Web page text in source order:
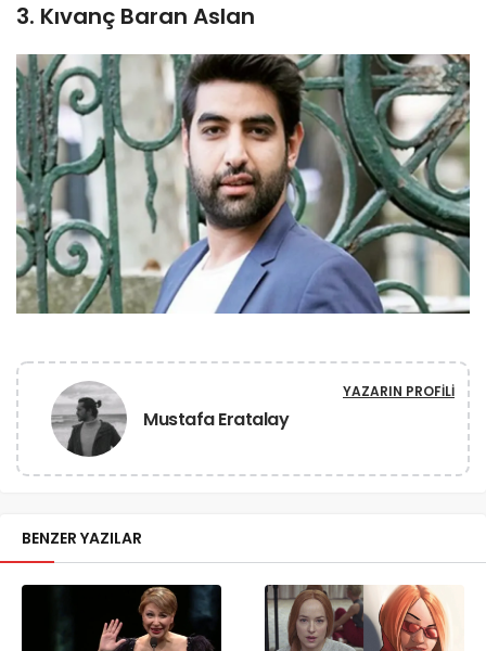
3. Kıvanç Baran Aslan
Mustafa Eratalay
YAZARIN PROFILI
BENZER YAZILAR